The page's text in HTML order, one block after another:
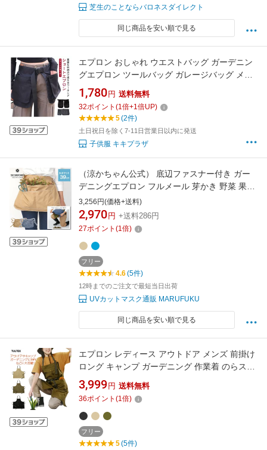
芝生のことならバロネスダイレクト
同じ商品を安い順で見る
エプロン おしゃれ ウエストバッグ ガーデニン
グエプロン ツールバッグ ガレージバッグ メン
ズ レディース 収納 ポケットたくさん ガーデン
エプロン アウトドア ショートエプロン スタイ
リストエプロン 女性用 園芸 作業服 作業着 農作
業着 送料無料
1,780 円 送料無料
32ポイント (1倍+1倍UP)
5(2件)
土日祝日を除く7-11日営業日以内に発送
子供服 キキプラザ
（涼かちゃん公式） 底辺ファスナー付き ガー
デニングエプロン フルメール 芽かき 野菜 果実
の収穫・軽作業の道具入れに 作業エプロン 前
掛け 園芸雑貨 珍エプロン 効率 便利グッズ 丸福
繊維 [M便 1/1]
3,256円(価格+送料)
2,970 円 +送料286円
27ポイント (1倍)
フリー
4.6(5件)
12時までのご注文で最短当日出荷
UVカットマスク通販 MARUFUKU
同じ商品を安い順で見る
エプロン レディース アウトドア メンズ 前掛け
ロング キャンプ ガーデニング 作業着 のらスタ
イル 多収納 TULTEX タルテックス DIY 水仕事
多機能 ポケット 飲食店 カフェ ショップスタッ
フ ユニフォーム 花屋 母の日 ギフト 父の日 誕
生日 プレゼント【メール便送料無料】
3,999 円 送料無料
36ポイント (1倍)
フリー
5(5件)